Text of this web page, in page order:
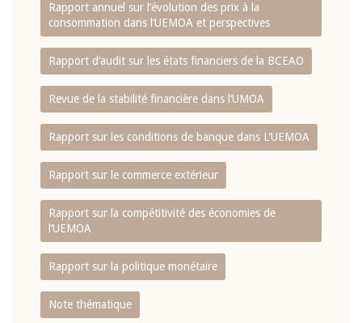
Rapport annuel sur l‘évolution des prix à la
consommation dans l‘UEMOA et perspectives
Rapport d‘audit sur les états financiers de la BCEAO
Revue de la stabilité financière dans l‘UMOA
Rapport sur les conditions de banque dans L‘UEMOA
Rapport sur le commerce extérieur
Rapport sur la compétitivité des économies de
l‘UEMOA
Rapport sur la politique monétaire
Note thématique